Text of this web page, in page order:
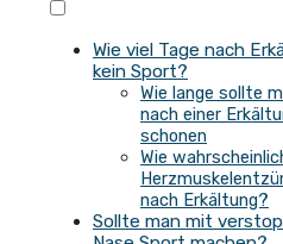
Wie viel Tage nach
kein Sport?
Wie lange sollte
nach einer
schonen
Wie
nach Erkältung?
Sollte man mit